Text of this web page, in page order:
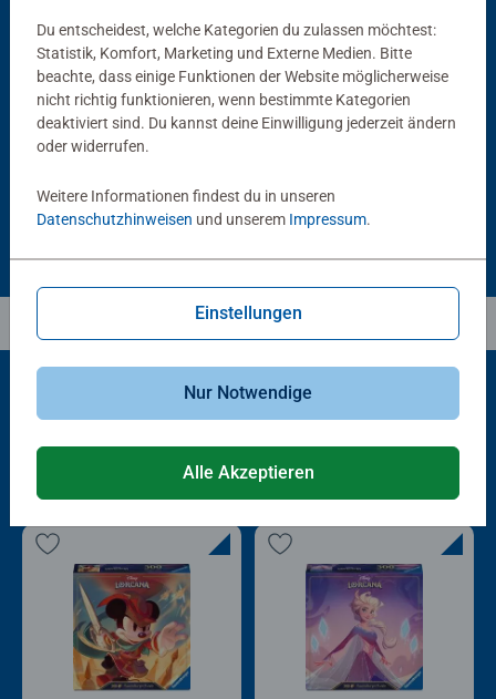
Puzzle Conserver Permanent
Durchschnittliche Bewertung 4.4 von 5 Sternen.
Puzzlezubehör
Puzzle-Rahmen, schwarz
Puzzlezubehör
Andere Kunden mögen auch
Du entscheidest, welche Kategorien du zulassen möchtest:
Statistik, Komfort, Marketing und Externe Medien. Bitte
beachte, dass einige Funktionen der Website möglicherweise
nicht richtig funktionieren, wenn bestimmte Kategorien
deaktiviert sind. Du kannst deine Einwilligung jederzeit ändern
oder widerrufen.
Weitere Informationen findest du in unseren
Datenschutzhinweisen und unserem Impressum.
Einstellungen
Nur Notwendige
Alle Akzeptieren